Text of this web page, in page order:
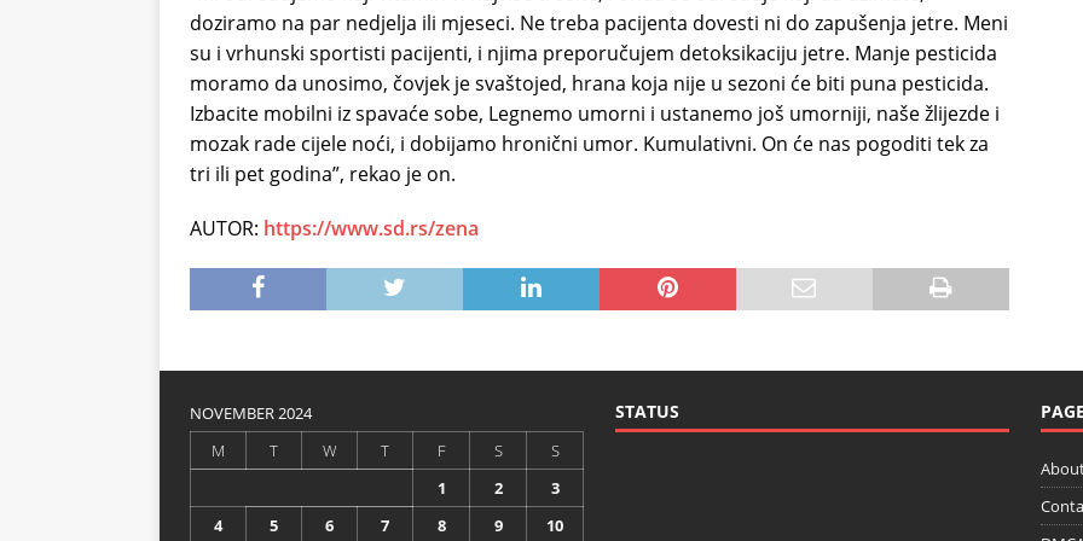
doziramo na par nedjelja ili mjeseci. Ne treba pacijenta dovesti ni do zapušenja jetre. Meni
su i vrhunski sportisti pacijenti, i njima preporučujem detoksikaciju jetre. Manje pesticida
moramo da unosimo, čovjek je svaštojed, hrana koja nije u sezoni će biti puna pesticida.
Izbacite mobilni iz spavaće sobe, Legnemo umorni i ustanemo još umorniji, naše žlijezde i
mozak rade cijele noći, i dobijamo hronični umor. Kumulativni. On će nas pogoditi tek za
tri ili pet godina”, rekao je on.
AUTOR: https://www.sd.rs/zena
NOVEMBER 2024
M
T W T F S
S
1
2
3
4
5 6 7 8 9 10
STATUS